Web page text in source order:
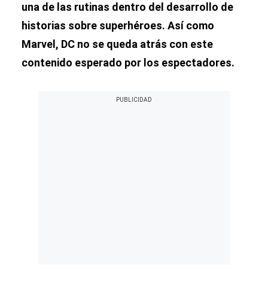
una de las rutinas dentro del desarrollo de
historias sobre superhéroes. Así como
Marvel, DC no se queda atrás con este
contenido esperado por los espectadores.